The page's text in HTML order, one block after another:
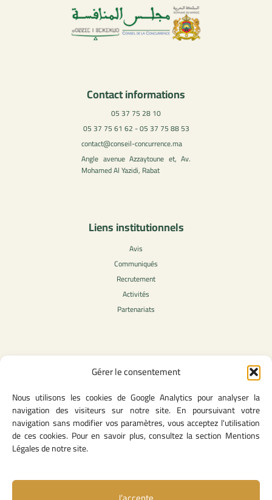
Gérer le consentement
Nous utilisons les cookies de Google Analytics pour analyser la
navigation des visiteurs sur notre site. En poursuivant votre
navigation sans modifier vos paramètres, vous acceptez l'utilisation
de ces cookies. Pour en savoir plus, consultez la section Mentions
Légales de notre site.
Contact informations
05 37 75 28 10
05 37 75 61 62 - 05 37 75 88 53
contact@conseil-concurrence.ma
Angle avenue Azzaytoune et, Av.
Mohamed Al Yazidi, Rabat
Liens institutionnels
Avis
Communiqués
Recrutement
Activités
Partenariats
Contenu légale
CGU
Mentions légales
Politique des cookies
Lien utiles